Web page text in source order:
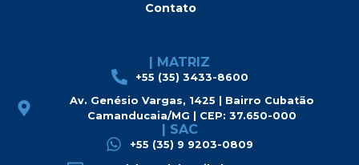
Contato
| MATRIZ
+55 (35) 3433-8600
Av. Genésio Vargas, 1425 | Bairro Cubatão
Camanducaia/MG | CEP: 37.650-000
| SAC
+55 (35) 9 9203-0809